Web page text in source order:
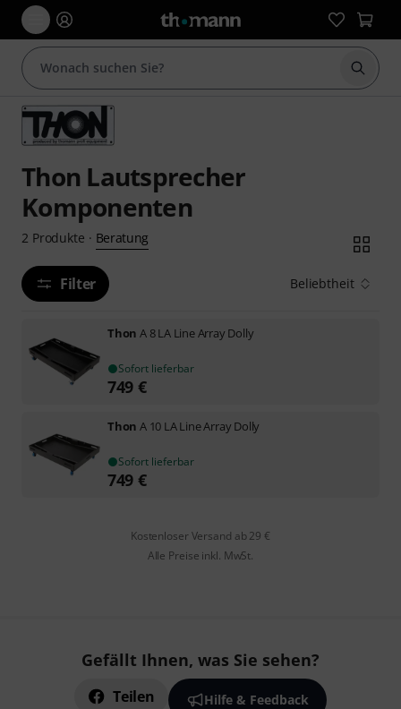
Suche
Thon Lautsprecher
Komponenten
2 Produkte · Beratung
Filter Beliebtheit
Thon A 8 LA Line Array Dolly
Sofort lieferbar
749 €
Thon A 10 LA Line Array Dolly
Sofort lieferbar
749 €
Kostenloser Versand ab 29 €
Alle Preise inkl. MwSt.
Gefällt Ihnen, was Sie sehen?
Teilen Hilfe & Feedback